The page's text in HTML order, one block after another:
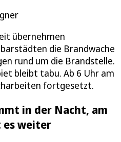
übernehmen
die Brandwache
rund um die Brandstelle.
bleibt tabu. Ab 6 Uhr am
fortgesetzt.
in der Nacht, am
weiter